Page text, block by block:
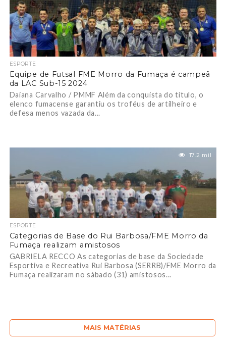
ESPORTE
Equipe de Futsal FME Morro da Fumaça é campeã
da LAC Sub-15 2024
Daiana Carvalho / PMMF Além da conquista do título, o
elenco fumacense garantiu os troféus de artilheiro e
defesa menos vazada da...
17.2 mil
ESPORTE
Categorias de Base do Rui Barbosa/FME Morro da
Fumaça realizam amistosos
GABRIELA RECCO As categorias de base da Sociedade
Esportiva e Recreativa Rui Barbosa (SERRB)/FME Morro da
Fumaça realizaram no sábado (31) amistosos...
MAIS MATÉRIAS